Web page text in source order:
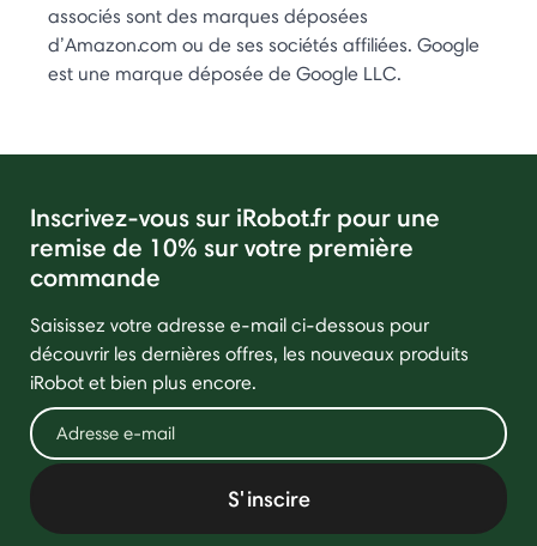
associés sont des marques déposées
d’Amazon.com ou de ses sociétés affiliées. Google
est une marque déposée de Google LLC.
Inscrivez-vous sur iRobot.fr pour une
remise de 10% sur votre première
commande
Saisissez votre adresse e-mail ci-dessous pour
découvrir les dernières offres, les nouveaux produits
iRobot et bien plus encore.
S'inscire